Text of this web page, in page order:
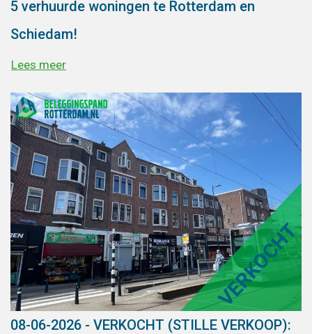
5 verhuurde woningen te Rotterdam en
Schiedam!
Lees meer
08-06-2026 - VERKOCHT (STILLE VERKOOP):